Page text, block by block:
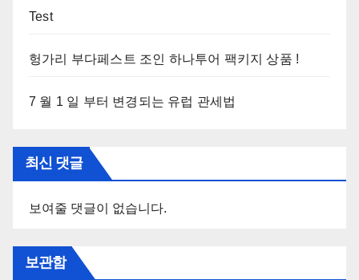
Test
헝가리 부다페스트 조인 하나투어 팩키지 상품 !
7 월 1 일 부터 변경되는 유럽 관세법
최신 댓글
보여줄 댓글이 없습니다.
보관함